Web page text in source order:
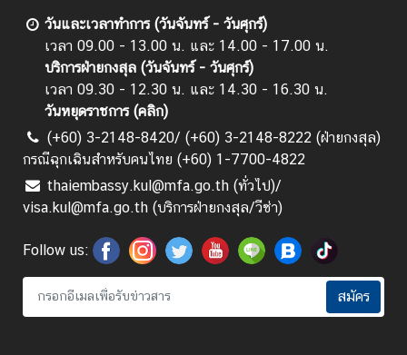
ใ
น
ม
า
เ
ล
เ
ซี
ย
B
I
C
)
วันและเวลาทำการ (วันจันทร์ - วันศุกร์)
เวลา 09.00 - 13.00 น. และ 14.00 - 17.00 น.
บริการฝ่ายกงสุล (วันจันทร์ - วันศุกร์)
เวลา 09.30 - 12.30 น. และ 14.30 - 16.30 น.
วันหยุดราชการ (คลิก)
(+60) 3-2148-8420/ (+60) 3-2148-8222 (ฝ่ายกงสุล)
กรณีฉุกเฉินสำหรับคนไทย (+60) 1-7700-4822
thaiembassy.kul@mfa.go.th (ทั่วไป)/
visa.kul@mfa.go.th (บริการฝ่ายกงสุล/วีซ่า)
Follow us:
สมัคร